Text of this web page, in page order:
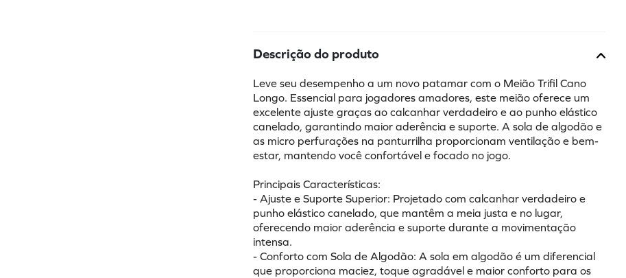
Descrição do produto
Leve seu desempenho a um novo patamar com o Meião Trifil Cano
Longo. Essencial para jogadores amadores, este meião oferece um
excelente ajuste graças ao calcanhar verdadeiro e ao punho elástico
canelado, garantindo maior aderência e suporte. A sola de algodão e
as micro perfurações na panturrilha proporcionam ventilação e bem-
estar, mantendo você confortável e focado no jogo.
Principais Características:
- Ajuste e Suporte Superior: Projetado com calcanhar verdadeiro e
punho elástico canelado, que mantêm a meia justa e no lugar,
oferecendo maior aderência e suporte durante a movimentação
intensa.
- Conforto com Sola de Algodão: A sola em algodão é um diferencial
que proporciona maciez, toque agradável e maior conforto para os